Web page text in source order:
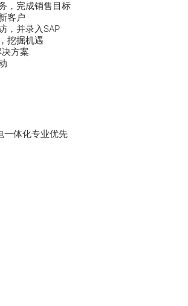
，完成销售目标
客户
，并录入SAP
挖掘机遇
方案
一体化专业优先